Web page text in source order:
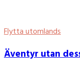
Flytta utomlands
Äventyr utan